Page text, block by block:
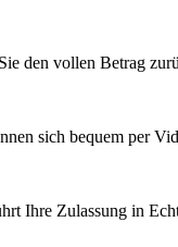
den vollen Betrag
sich bequem per
Ihre Zulassung in